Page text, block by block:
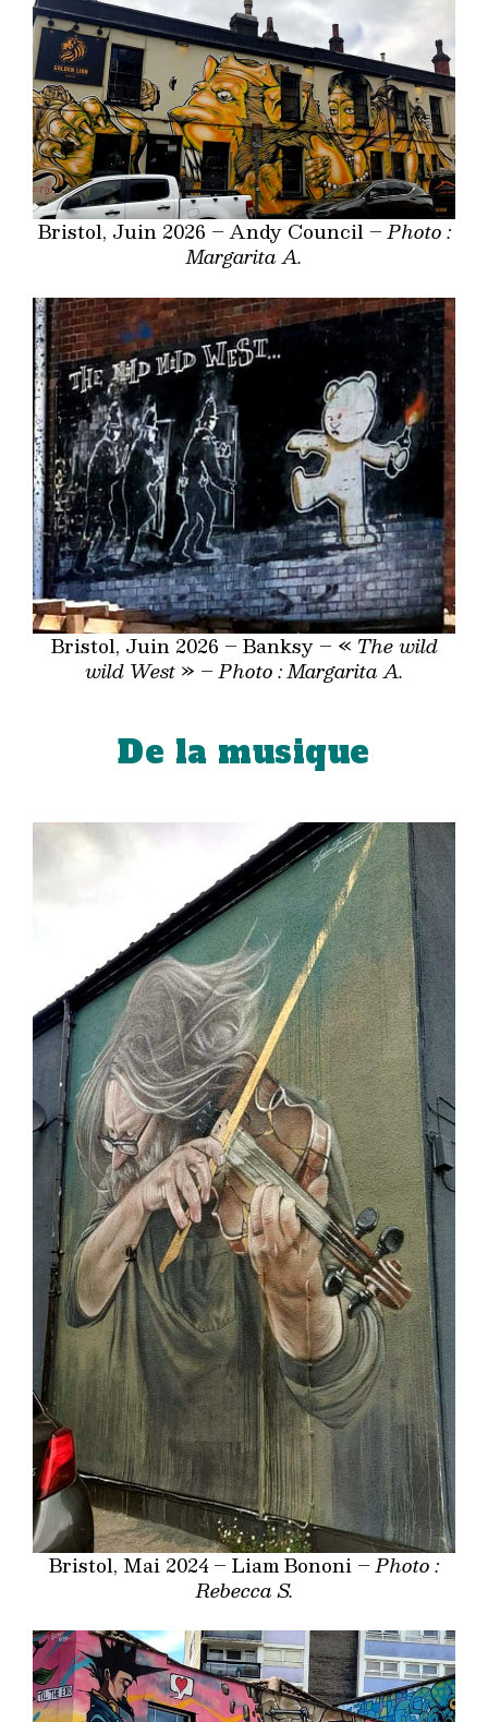
Bristol, Juin 2026 – Andy Council –Photo :
Margarita A.
Bristol, Juin 2026 – Banksy – « The wild
wild West » –Photo : Margarita A.
De la musique
Bristol, Mai 2024 – Liam Bononi –Photo :
Rebecca S.